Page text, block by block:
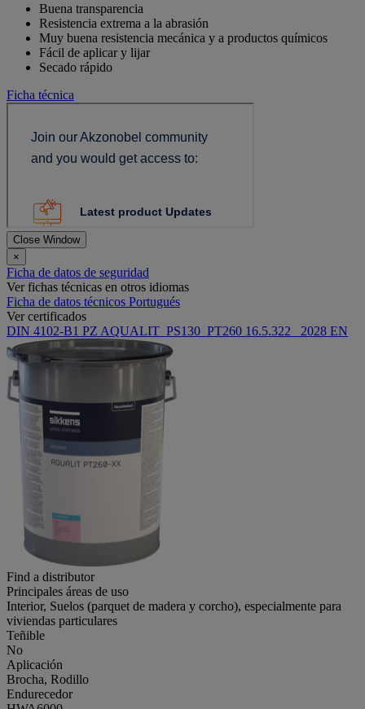
Buena transparencia
Resistencia extrema a la abrasión
Muy buena resistencia mecánica y a productos químicos
Fácil de aplicar y lijar
Secado rápido
Ficha técnica
Close Window
×
Ficha de datos de seguridad
Ver fichas técnicas en otros idiomas
Ficha de datos técnicos Portugués
Ver certificados
DIN 4102-B1 PZ AQUALIT_PS130_PT260 16.5.322_ 2028 EN
Find a distributor
Principales áreas de uso
Interior, Suelos (parquet de madera y corcho), especialmente para
viviendas particulares
Teñible
No
Aplicación
Brocha, Rodillo
Endurecedor